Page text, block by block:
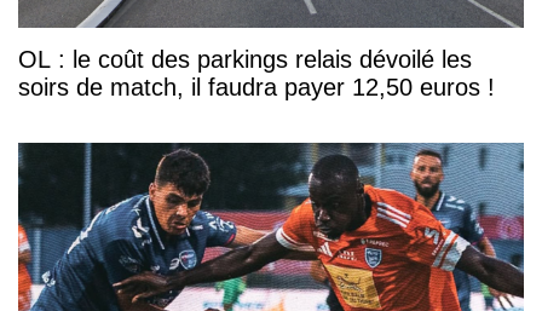
OL : le coût des parkings relais dévoilé les
soirs de match, il faudra payer 12,50 euros !